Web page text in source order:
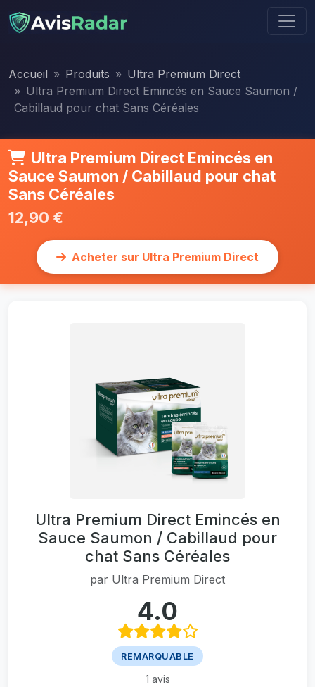
Accueil Produits
Ultra Premium Direct
Ultra Premium Direct Emincés en Sauce Saumon /
Cabillaud pour chat Sans Céréales
Ultra Premium Direct Emincés en
Sauce Saumon / Cabillaud pour chat
Sans Céréales
12,90 €
Acheter sur Ultra Premium Direct
Ultra Premium Direct Emincés en
Sauce Saumon / Cabillaud pour
chat Sans Céréales
par Ultra Premium Direct
4.0
REMARQUABLE
1 avis